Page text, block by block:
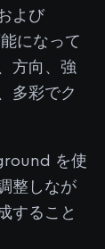
よび
になって
方向、強
多彩でク
を使
整しなが
すること